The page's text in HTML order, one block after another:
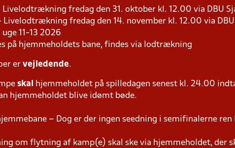
fredag den 31. oktober kl. 12.00 via DBU
fredag den 14. november kl. 12.00 via
11-13 2026
på hjemmeholdets bane, findes via lodtrækning
er vejledende.
skal
hjemmeholdet på spilledagen senest kl. 24.00
hjemmeholdet blive idømt bøde.
– Dog er der ingen seedning i semifinalerne
om flytning af kamp(e) skal ske via hjemmeholdet, der